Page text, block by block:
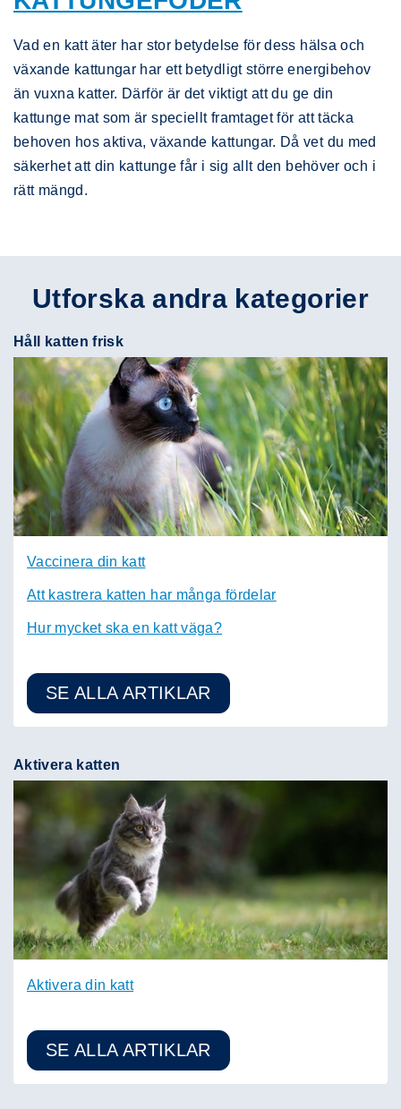
Vad en katt äter har stor betydelse för dess hälsa och
växande kattungar har ett betydligt större energibehov
än vuxna katter. Därför är det viktigt att du ge din
kattunge mat som är speciellt framtaget för att täcka
behoven hos aktiva, växande kattungar. Då vet du med
säkerhet att din kattunge får i sig allt den behöver och i
rätt mängd.
Utforska andra kategorier
Håll katten frisk
Vaccinera din katt
Att kastrera katten har många fördelar
Hur mycket ska en katt väga?
SE ALLA ARTIKLAR
Aktivera katten
Aktivera din katt
SE ALLA ARTIKLAR